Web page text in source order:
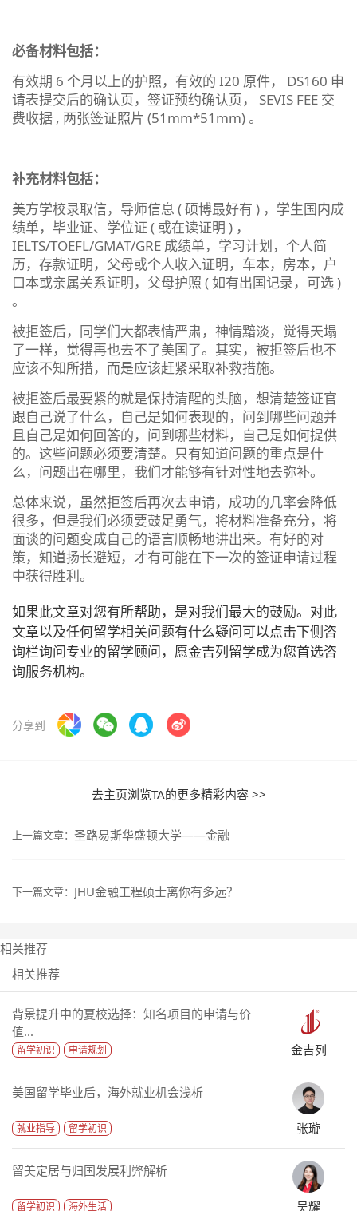
必备材料包括：
有效期 6 个月以上的护照，有效的 I20 原件， DS160 申
请表提交后的确认页，签证预约确认页， SEVIS FEE 交
费收据 , 两张签证照片 (51mm*51mm) 。
补充材料包括：
美方学校录取信，导师信息 ( 硕博最好有 ) ，学生国内成
绩单，毕业证、学位证 ( 或在读证明 ) ，
IELTS/TOEFL/GMAT/GRE 成绩单，学习计划，个人简
历，存款证明，父母或个人收入证明，车本，房本，户
口本或亲属关系证明，父母护照 ( 如有出国记录，可选 )
。
被拒签后，同学们大都表情严肃，神情黯淡，觉得天塌
了一样，觉得再也去不了美国了。其实，被拒签后也不
应该不知所措，而是应该赶紧采取补救措施。
被拒签后最要紧的就是保持清醒的头脑，想清楚签证官
跟自己说了什么，自己是如何表现的，问到哪些问题并
且自己是如何回答的，问到哪些材料，自己是如何提供
的。这些问题必须要清楚。只有知道问题的重点是什
么，问题出在哪里，我们才能够有针对性地去弥补。
总体来说，虽然拒签后再次去申请，成功的几率会降低
很多，但是我们必须要鼓足勇气，将材料准备充分，将
面谈的问题变成自己的语言顺畅地讲出来。有好的对
策，知道扬长避短，才有可能在下一次的签证申请过程
中获得胜利。
如果此文章对您有所帮助，是对我们最大的鼓励。对此
文章以及任何留学相关问题有什么疑问可以点击下侧咨
询栏询问专业的留学顾问，愿金吉列留学成为您首选咨
询服务机构。
分享到
去主页浏览TA的更多精彩内容 >>
上一篇文章： 圣路易斯华盛顿大学——金融
下一篇文章： JHU金融工程硕士离你有多远？
相关推荐
相关推荐
背景提升中的夏校选择：知名项目的申请与价
值...
留学初识 申请规划 金吉列
美国留学毕业后，海外就业机会浅析
就业指导 留学初识 张璇
留美定居与归国发展利弊解析
留学初识 海外生活 吴耀